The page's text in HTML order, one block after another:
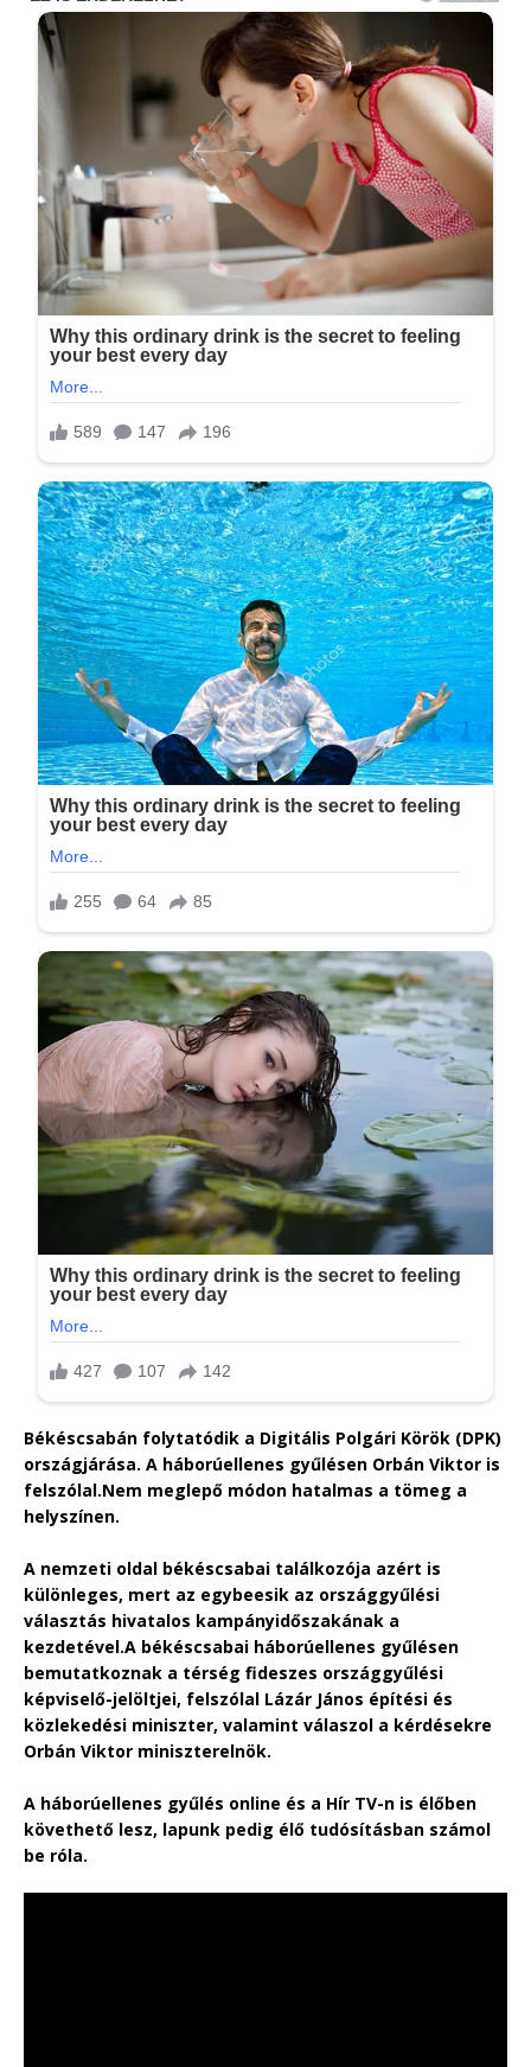
Békéscsabán folytatódik a Digitális Polgári Körök (DPK)
országjárása. A háborúellenes gyűlésen Orbán Viktor is
felszólal.Nem meglepő módon hatalmas a tömeg a
helyszínen.
A nemzeti oldal békéscsabai találkozója azért is
különleges, mert az egybeesik az országgyűlési
választás hivatalos kampányidőszakának a
kezdetével.A békéscsabai háborúellenes gyűlésen
bemutatkoznak a térség fideszes országgyűlési
képviselő-jelöltjei, felszólal Lázár János építési és
közlekedési miniszter, valamint válaszol a kérdésekre
Orbán Viktor miniszterelnök.
A háborúellenes gyűlés online és a Hír TV-n is élőben
követhető lesz, lapunk pedig élő tudósításban számol
be róla.